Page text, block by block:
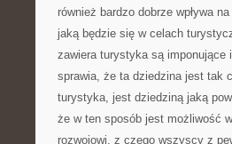
również bardzo dobrze wpływa
jaką będzie się w celach
zawiera turystyka są imponujące
sprawia, że ta dziedzina jest tak
turystyka, jest dziedziną jaką
że w ten sposób jest możliwość
rozwojowi, z czego wszyscy z